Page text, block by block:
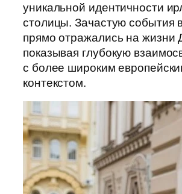
уникальной идентичности
столицы. Зачастую события
прямо отражались на жизни
показывая глубокую
с более широким
контекстом.